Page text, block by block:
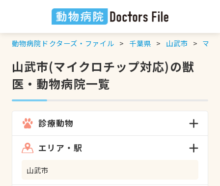
動物病院ドクターズ・ファイル 千葉県 山武市 マイ
山武市(マイクロチップ対応)の獣
医・動物病院一覧
診療動物
エリア・駅
山武市